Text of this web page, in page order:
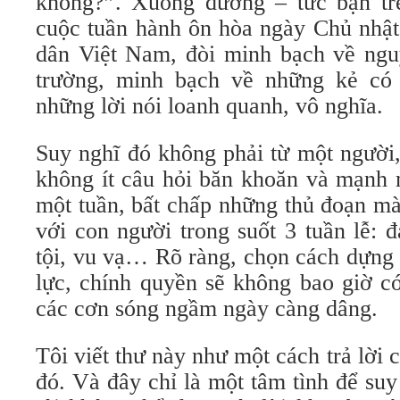
cuộc tuần hành ôn hòa ngày Chủ
dân Việt Nam, đòi minh bạch về
trường, minh bạch về những kẻ
những lời nói loanh quanh, vô nghĩa.
Suy nghĩ đó không phải từ một
không ít câu hỏi băn khoăn và mạnh
một tuần, bất chấp những thủ đoạn
với con người trong suốt 3 tuần lễ:
tội, vu vạ… Rõ ràng, chọn cách dựng
lực, chính quyền sẽ không bao giờ
các cơn sóng ngầm ngày càng dâng.
Tôi viết thư này như một cách trả lời
đó. Và đây chỉ là một tâm tình để